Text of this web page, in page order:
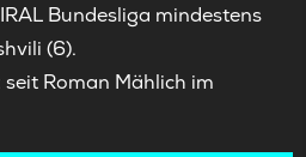
Bundesliga mindestens
(6).
Roman Mählich im